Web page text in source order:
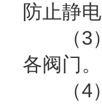
防止静
（3）
各阀门。
（4）